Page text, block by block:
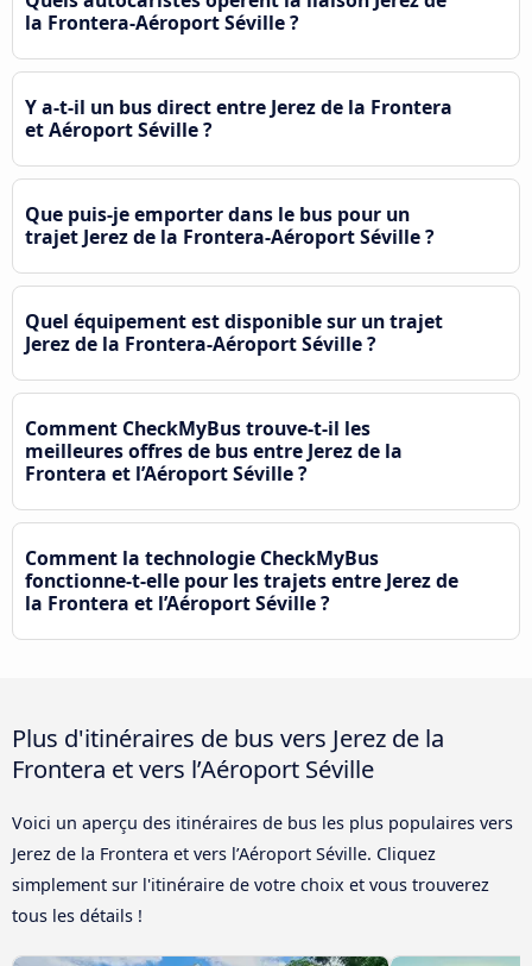
la Frontera-Aéroport Séville ?
Y a-t-il un bus direct entre Jerez de la Frontera
et Aéroport Séville ?
Que puis-je emporter dans le bus pour un
trajet Jerez de la Frontera-Aéroport Séville ?
Quel équipement est disponible sur un trajet
Jerez de la Frontera-Aéroport Séville ?
Comment CheckMyBus trouve-t-il les
meilleures offres de bus entre Jerez de la
Frontera et l’Aéroport Séville ?
Comment la technologie CheckMyBus
fonctionne-t-elle pour les trajets entre Jerez de
la Frontera et l’Aéroport Séville ?
Plus d'itinéraires de bus vers Jerez de la
Frontera et vers l’Aéroport Séville
Voici un aperçu des itinéraires de bus les plus populaires vers
Jerez de la Frontera et vers l’Aéroport Séville. Cliquez
simplement sur l'itinéraire de votre choix et vous trouverez
tous les détails !